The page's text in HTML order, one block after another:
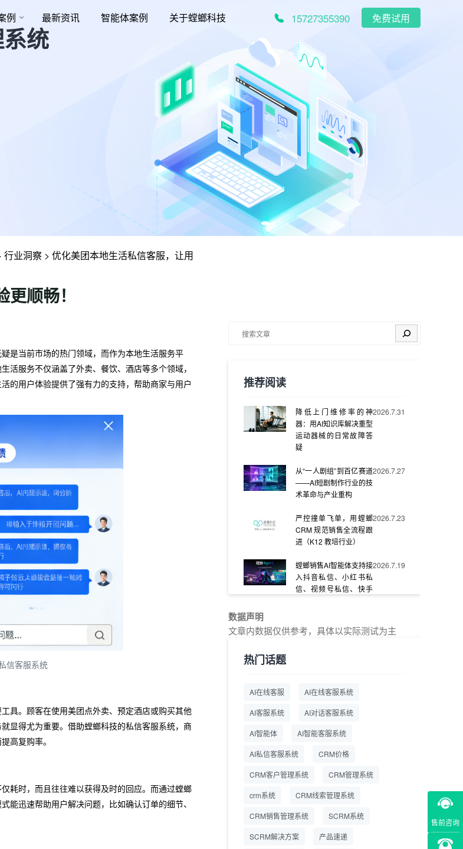
例 最新资讯 智能体案例 关于螳螂科技 15727355390 免费试用
统
售前咨询
行业洞察 > 优化美团本地生活私信客服，让用
顺畅！
是当前市场的热门领域，而作为本地生活服务平
活服务不仅涵盖了外卖、餐饮、酒店等多个领域，
的用户体验提供了强有力的支持，帮助商家与用户
信客服系统
具。顾客在使用美团点外卖、预定酒店或购买其他
显得尤为重要。借助螳螂科技的私信客服系统，商
高复购率。
耗时，而且往往难以获得及时的回应。而通过螳螂
能迅速帮助用户解决问题，比如确认订单的细节、
搜索
推荐阅读
降低上门维修率的神
器：用AI知识库解决重型
运动器械的日常故障答
疑
2026.7.31
从“一人剧组”到百亿赛道
——AI短剧制作行业的技
术革命与产业重构
2026.7.27
严控撞单飞单，用螳螂
CRM 规范销售全流程跟
进（K12 教培行业）
2026.7.23
螳螂销售AI智能体支持接
入抖音私信、小红书私
信、视频号私信、快手
2026.7.19
螳螂系统专为K12/职业
交：螳螂科技销售AI智能
一站式SCRM系统企微
全流程
商用SCRM系统企微工
营成本
2026.7.14
企业微信 私域用户精细
数据声明
文章内数据仅供参考，具体以实际测试为主
热门话题
AI在线客服 AI在线客服系统
AI客服系统 AI对话客服系统
AI智能体 AI智能客服系统
AI私信客服系统 CRM价格
CRM客户管理系统 CRM管理系统
crm系统 CRM线索管理系统
CRM销售管理系统 SCRM系统
SCRM解决方案 产品速递